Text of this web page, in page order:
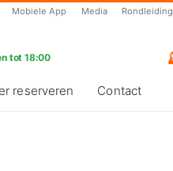
Mobiele App Media Rondleiding
tot 18:00
reserveren Contact